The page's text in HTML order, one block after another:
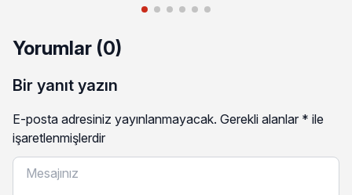
Yorumlar (0)
Bir yanıt yazın
E-posta adresiniz yayınlanmayacak. Gerekli alanlar * ile
işaretlenmişlerdir